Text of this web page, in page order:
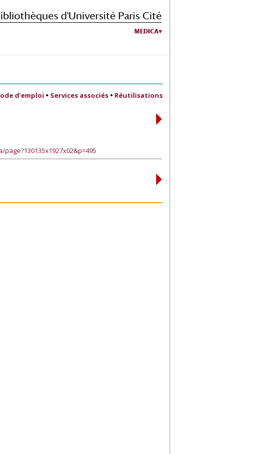
d'Université Paris Cité
MEDICA
d’emploi • Services associés • Réutilisations